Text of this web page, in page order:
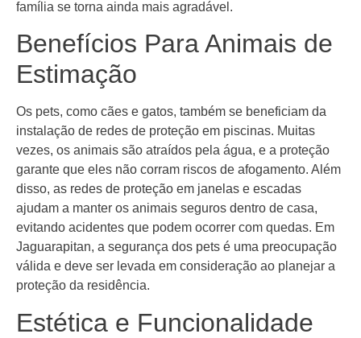
família se torna ainda mais agradável.
Benefícios Para Animais de
Estimação
Os pets, como cães e gatos, também se beneficiam da
instalação de redes de proteção em piscinas. Muitas
vezes, os animais são atraídos pela água, e a proteção
garante que eles não corram riscos de afogamento. Além
disso, as redes de proteção em janelas e escadas
ajudam a manter os animais seguros dentro de casa,
evitando acidentes que podem ocorrer com quedas. Em
Jaguarapitan, a segurança dos pets é uma preocupação
válida e deve ser levada em consideração ao planejar a
proteção da residência.
Estética e Funcionalidade